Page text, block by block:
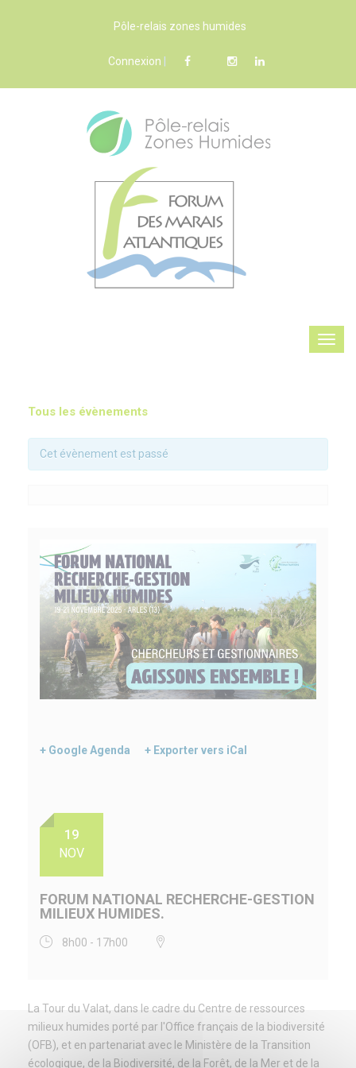
Pôle-relais zones humides
Connexion
Tous les évènements
Cet évènement est passé
+ Google Agenda + Exporter vers iCal
19
NOV
FORUM NATIONAL RECHERCHE-GESTION
MILIEUX HUMIDES.
8h00 - 17h00
La Tour du Valat, dans le cadre du Centre de ressources
milieux humides porté par l'Office français de la biodiversité
(OFB), et en partenariat avec le Ministère de la Transition
écologique, de la Biodiversité, de la Forêt, de la Mer et de la